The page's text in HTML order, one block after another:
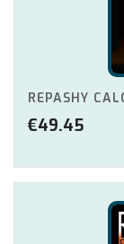
REPASHY
€49.45